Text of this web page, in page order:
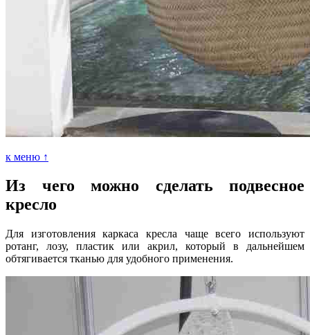
к меню ↑
Из чего можно сделать подвесное
кресло
Для изготовления каркаса кресла чаще всего используют
ротанг, лозу, пластик или акрил, который в дальнейшем
обтягивается тканью для удобного применения.